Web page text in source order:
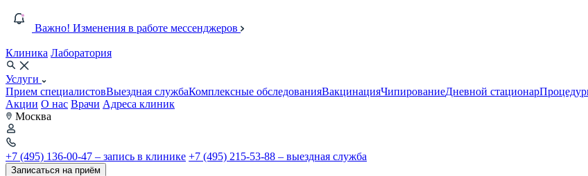
Важно! Изменения в работе мессенджеров
Клиника Лаборатория
Услуги
Прием специалистовВыездная службаКомплексные обследованияВакцинацияЧипированиеДневной стационар
Акции О нас Врачи Адреса клиник
Москва
+7 (495) 136-00-47 – запись в клинике +7 (495) 215-53-88 – выездная служба
Записаться на приём